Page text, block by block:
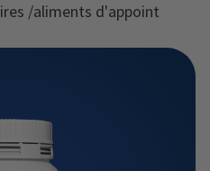
/aliments d'appoint